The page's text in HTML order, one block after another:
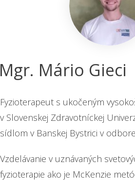
Mário Gieci
Fyzioterapeut s ukočeným
v Slovenskej Zdravotníckej
sídlom v Banskej Bystrici v
Vzdelávanie v uznávaných
fyzioterapie ako je McKenzie